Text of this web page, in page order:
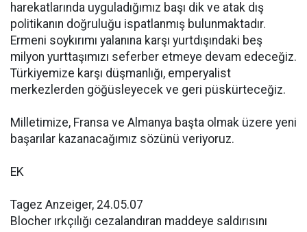
harekatlarında uyguladığımız başı dik ve atak dış
politikanın doğruluğu ispatlanmış bulunmaktadır.
Ermeni soykırımı yalanına karşı yurtdışındaki beş
milyon yurttaşımızı seferber etmeye devam edeceğiz.
Türkiyemize karşı düşmanlığı, emperyalist
merkezlerden göğüsleyecek ve geri püskürteceğiz.
Milletimize, Fransa ve Almanya başta olmak üzere yeni
başarılar kazanacağımız sözünü veriyoruz.
EK
Tagez Anzeiger, 24.05.07
Blocher ırkçılığı cezalandıran maddeye saldırısını